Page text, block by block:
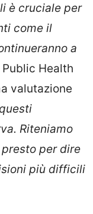
è cruciale per
come il
a
Health
valutazione
Riteniamo
per dire
più difficili